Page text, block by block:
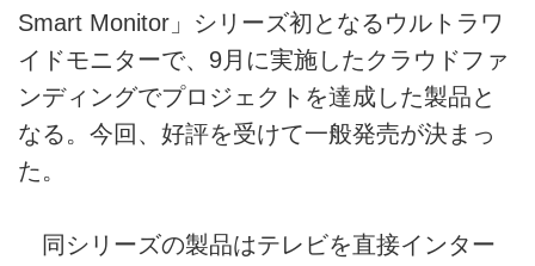
Smart Monitor」シリーズ初となるウルトラワ
イドモニターで、9月に実施したクラウドファ
ンディングでプロジェクトを達成した製品と
なる。今回、好評を受けて一般発売が決まっ
た。
同シリーズの製品はテレビを直接インター